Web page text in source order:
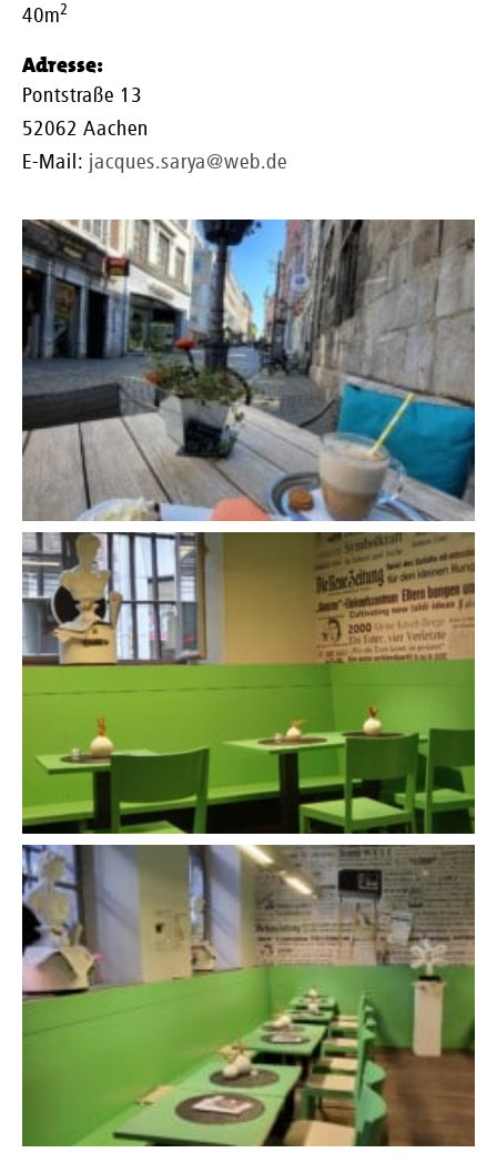
40m2
Adresse:
Pontstraße 13
52062 Aachen
E-Mail: jacques.sarya@web.de